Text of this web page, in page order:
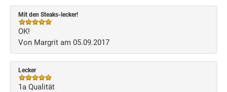
Mit den Steaks-lecker!
OK!
Von Margrit am 05.09.2017
Lecker
1a Qualität